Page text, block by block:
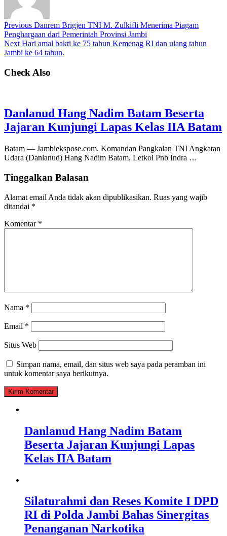
Previous Danrem Brigjen TNI M. Zulkifli Menerima Piagam
Penghargaan dari Pemerintah Provinsi Jambi
Next Hari amal bakti ke 75 tahun Kemenag RI dan ulang tahun
Jambi ke 64 tahun.
Check Also
Danlanud Hang Nadim Batam Beserta
Jajaran Kunjungi Lapas Kelas IIA Batam
Batam — Jambiekspose.com. Komandan Pangkalan TNI Angkatan
Udara (Danlanud) Hang Nadim Batam, Letkol Pnb Indra …
Tinggalkan Balasan
Alamat email Anda tidak akan dipublikasikan. Ruas yang wajib
ditandai *
Komentar *
Nama *
Email *
Situs Web
Simpan nama, email, dan situs web saya pada peramban ini
untuk komentar saya berikutnya.
Danlanud Hang Nadim Batam
Beserta Jajaran Kunjungi Lapas
Kelas IIA Batam
Silaturahmi dan Reses Komite I DPD
RI di Polda Jambi Bahas Sinergitas
Penanganan Narkotika